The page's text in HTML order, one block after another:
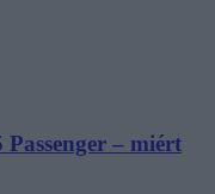
– miért